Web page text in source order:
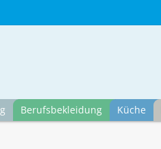
Berufsbekleidung Küche